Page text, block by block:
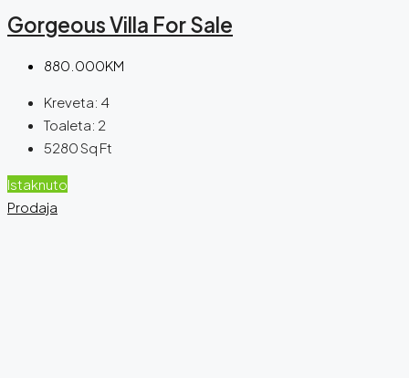
Gorgeous Villa For Sale
880.000KM
Kreveta: 4
Toaleta: 2
5280Sq Ft
Istaknuto
Prodaja